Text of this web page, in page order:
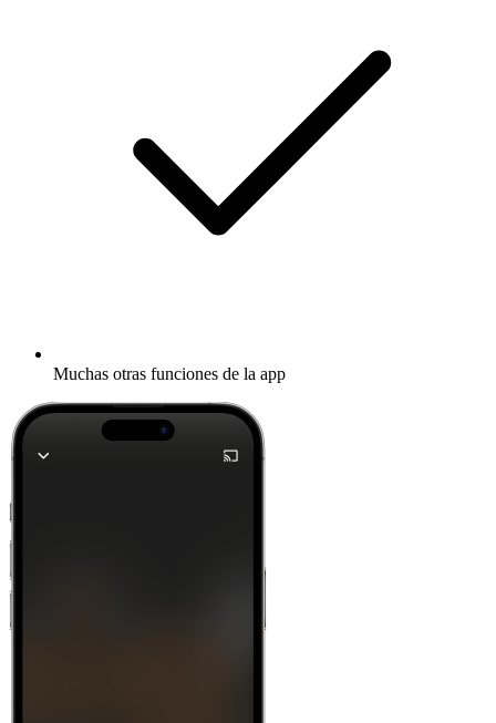
Muchas otras funciones de la app